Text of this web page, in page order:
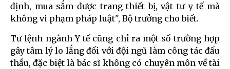
định, mua sắm được trang thiết bị, vật tư y tế mà
không vi phạm pháp luật", Bộ trưởng cho biết.
Tư lệnh ngành Y tế cũng chỉ ra một số trường hợp
gây tâm lý lo lắng đối với đội ngũ làm công tác đấu
thầu, đặc biệt là bác sĩ không có chuyên môn về tài